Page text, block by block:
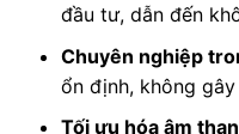
đầu tư, dẫn đến
Chuyên nghiệp
ổn định, không
Tối ưu hóa âm